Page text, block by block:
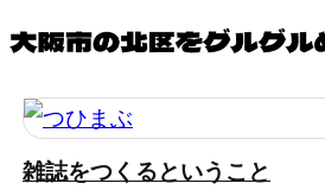
雑誌をつくるということ